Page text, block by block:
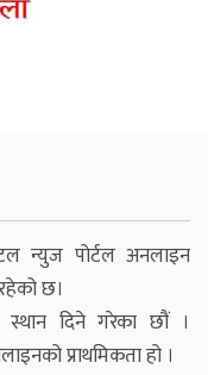
न्युज पोर्टल अनलाइन
छ।
दिने गरेका छौं ।
प्राथमिकता हो ।